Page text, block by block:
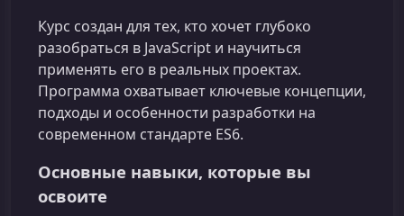
Курс создан для тех, кто хочет глубоко
разобраться в JavaScript и научиться
применять его в реальных проектах.
Программа охватывает ключевые концепции,
подходы и особенности разработки на
современном стандарте ES6.
Основные навыки, которые вы
освоите